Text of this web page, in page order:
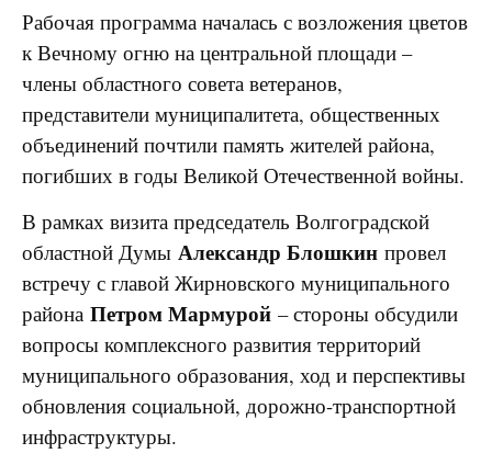
Рабочая программа началась с возложения цветов
к Вечному огню на центральной площади –
члены областного совета ветеранов,
представители муниципалитета, общественных
объединений почтили память жителей района,
погибших в годы Великой Отечественной войны.
В рамках визита председатель Волгоградской
областной Думы Александр Блошкин провел
встречу с главой Жирновского муниципального
района Петром Мармурой – стороны обсудили
вопросы комплексного развития территорий
муниципального образования, ход и перспективы
обновления социальной, дорожно-транспортной
инфраструктуры.